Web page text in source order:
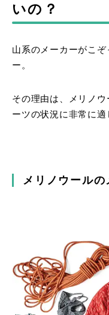
いの？
山系のメーカーがこ
ー。
その理由は、メリノ
ーツの状況に非常に適
メリノウールの